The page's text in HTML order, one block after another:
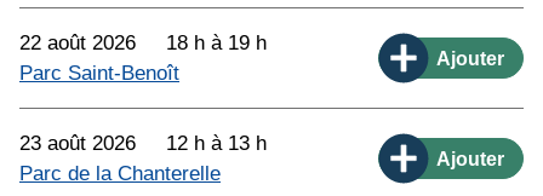
22 août 2026
18 h à 19 h
Parc Saint-Benoît
Ajouter
23 août 2026
12 h à 13 h
Parc de la Chanterelle
Ajouter